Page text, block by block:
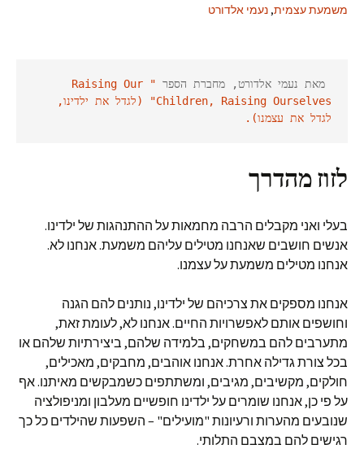
משמעת עצמית, נעמי אלדורט
מאת נעמי אלדורט, מחברת הספר
"Raising Our
לגדל את עצמנו).
לזוז מהדרך
בעלי ואני מקבלים הרבה מחמאות על ההתנהגות של ילדינו.
אנשים חושבים שאנחנו מטילים עליהם משמעת. אנחנו לא.
אנחנו מטילים משמעת על עצמנו.
אנחנו מספקים את צרכיהם של ילדינו, נותנים להם הגנה
וחושפים אותם לאפשרויות החיים. אנחנו לא, לעומת זאת,
מתערבים להם במשחקים, בלמידה שלהם, ביצירתיות שלהם או
בכל צורת גדילה אחרת. אנחנו אוהבים, מחבקים, מאכילים,
חולקים, מקשיבים, מגיבים, ומשתתפים כשמבקשים מאיתנו. אף
על פי כן, אנחנו שומרים על ילדינו חופשיים מעלבון ומניפולציה
שנובעים מהערות ורעיונות "מועילים" – השפעות שהילדים כל כך
רגישים להם במצבם התלותי.